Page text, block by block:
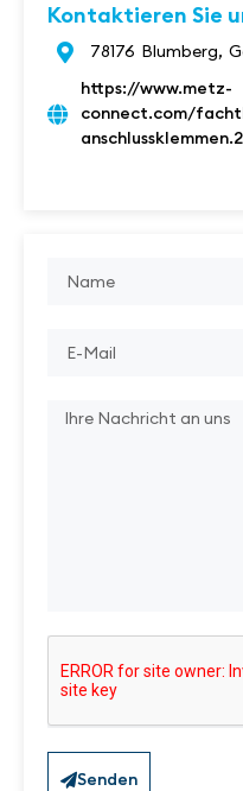
Kontaktieren Sie
78176 Blumberg,
https://www.metz-
connect.com/
Senden